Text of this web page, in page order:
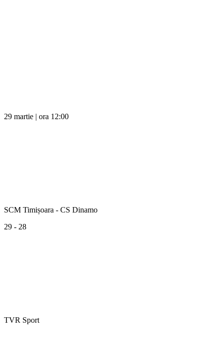
29 martie | ora 12:00
SCM Timișoara - CS Dinamo
29 - 28
TVR Sport